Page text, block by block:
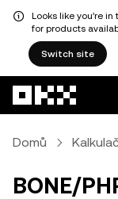
Looks like you're
for products
Switch site
Domů
BONE/